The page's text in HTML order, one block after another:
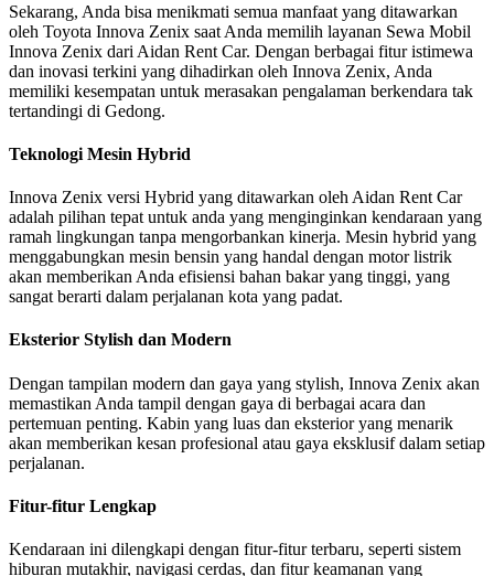
Sekarang, Anda bisa menikmati semua manfaat yang ditawarkan
oleh Toyota Innova Zenix saat Anda memilih layanan Sewa Mobil
Innova Zenix dari Aidan Rent Car. Dengan berbagai fitur istimewa
dan inovasi terkini yang dihadirkan oleh Innova Zenix, Anda
memiliki kesempatan untuk merasakan pengalaman berkendara tak
tertandingi di Gedong.
Teknologi Mesin Hybrid
Innova Zenix versi Hybrid yang ditawarkan oleh Aidan Rent Car
adalah pilihan tepat untuk anda yang menginginkan kendaraan yang
ramah lingkungan tanpa mengorbankan kinerja. Mesin hybrid yang
menggabungkan mesin bensin yang handal dengan motor listrik
akan memberikan Anda efisiensi bahan bakar yang tinggi, yang
sangat berarti dalam perjalanan kota yang padat.
Eksterior Stylish dan Modern
Dengan tampilan modern dan gaya yang stylish, Innova Zenix akan
memastikan Anda tampil dengan gaya di berbagai acara dan
pertemuan penting. Kabin yang luas dan eksterior yang menarik
akan memberikan kesan profesional atau gaya eksklusif dalam setiap
perjalanan.
Fitur-fitur Lengkap
Kendaraan ini dilengkapi dengan fitur-fitur terbaru, seperti sistem
hiburan mutakhir, navigasi cerdas, dan fitur keamanan yang